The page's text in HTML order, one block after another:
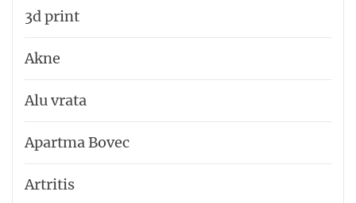
3d print
Akne
Alu vrata
Apartma Bovec
Artritis